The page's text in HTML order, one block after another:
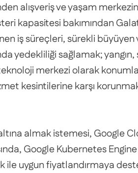
alışveriş ve yaşam
kapasitesi bakımından
iş süreçleri, sürekli
yedekliliği sağlamak; yangın,
merkezi olarak
kesintilerine karşı
almak istemesi, Google
Google Kubernetes
uygun fiyatlandırmaya